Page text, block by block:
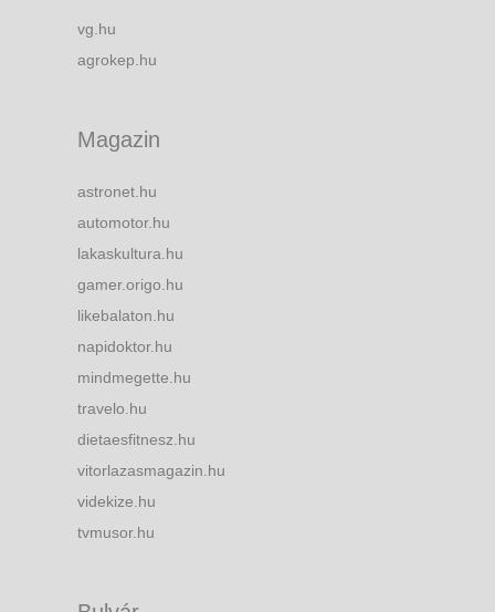
vg.hu
agrokep.hu
Magazin
astronet.hu
automotor.hu
lakaskultura.hu
gamer.origo.hu
likebalaton.hu
napidoktor.hu
mindmegette.hu
travelo.hu
dietaesfitnesz.hu
vitorlazasmagazin.hu
videkize.hu
tvmusor.hu